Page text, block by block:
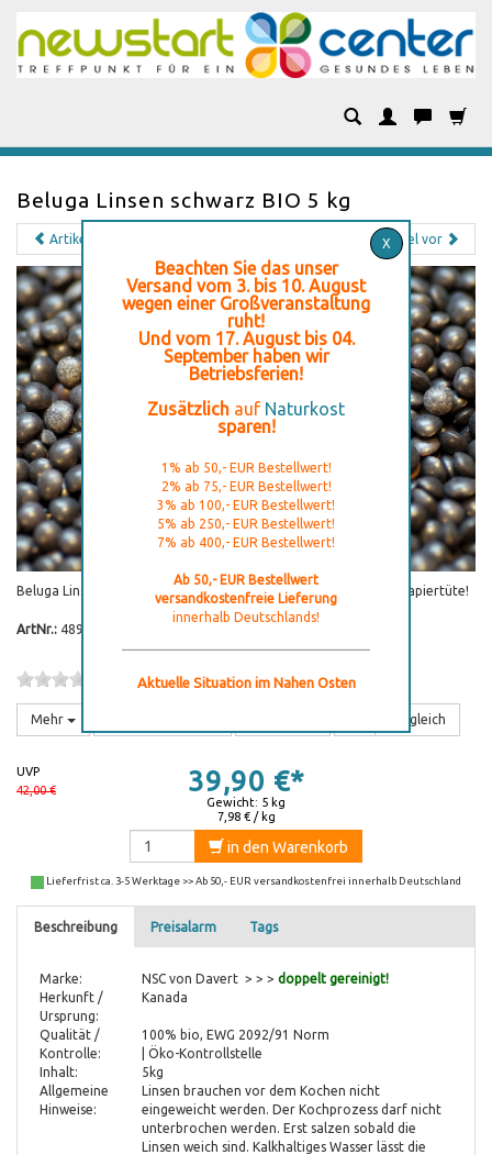
X
Beachten Sie das unser
Versand vom 3. bis 10. August
wegen einer Großveranstaltung
ruht!
Und vom 17. August bis 04.
September haben wir
Betriebsferien!
Zusätzlich auf Naturkost
sparen!
1% ab 50,- EUR Bestellwert!
2% ab 75,- EUR Bestellwert!
3% ab 100,- EUR Bestellwert!
5% ab 250,- EUR Bestellwert!
7% ab 400,- EUR Bestellwert!
Ab 50,- EUR Bestellwert
versandkostenfreie Lieferung
innerhalb Deutschlands!
Aktuelle Situation im Nahen Osten
Beluga Linsen schwarz BIO 5 kg
Artikel zurück Artikel vor
Beluga Linsen 100 % BIO doppelt gereinigt! In der praktischen Papiertüte!
ArtNr.: 48966-5
Für Bewertung bitte einloggen!
Mehr Vergleich
39,90 €*
UVP
42,00 €
7,98 € / kg
Gewicht: 5 kg
in den Warenkorb
Lieferfrist ca. 3-5 Werktage >> Ab 50,- EUR versandkostenfrei innerhalb Deutschland
Beschreibung Preisalarm Tags
Marke: NSC von Davert > > > doppelt gereinigt!
Herkunft /
Ursprung:
Kanada
Qualität /
Kontrolle:
100% bio, EWG 2092/91 Norm
| Öko-Kontrollstelle
Inhalt:
5kg
Allgemeine
Hinweise:
Linsen brauchen vor dem Kochen nicht
eingeweicht werden. Der Kochprozess darf nicht
unterbrochen werden. Erst salzen sobald die
Linsen weich sind. Kalkhaltiges Wasser lässt die